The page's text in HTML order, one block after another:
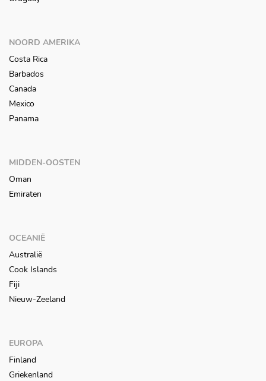
NOORD AMERIKA
Costa Rica
Barbados
Canada
Mexico
Panama
MIDDEN-OOSTEN
Oman
Emiraten
OCEANIË
Australië
Cook Islands
Fiji
Nieuw-Zeeland
EUROPA
Finland
Griekenland